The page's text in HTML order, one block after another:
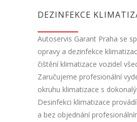
DEZINFEKCE
Autoservis Garant Praha se
opravy a dezinfekce
čištění klimatizace vozidel
Zaručujeme profesionální
okruhu klimatizace s
Desinfekci klimatizace
a bez objednání